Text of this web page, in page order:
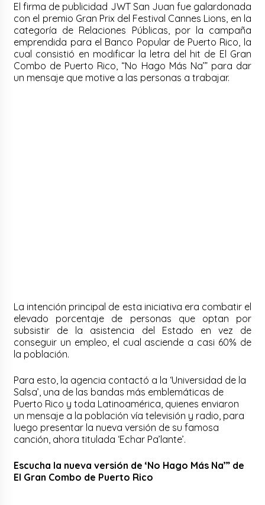
El firma de publicidad JWT San Juan fue galardonada
con el premio Gran Prix del Festival Cannes Lions, en la
categoría de Relaciones Públicas, por la campaña
emprendida para el Banco Popular de Puerto Rico, la
cual consistió en modificar la letra del hit de El Gran
Combo de Puerto Rico, “No Hago Más Na’” para dar
un mensaje que motive a las personas a trabajar.
La intención principal de esta iniciativa era combatir el
elevado porcentaje de personas que optan por
subsistir de la asistencia del Estado en vez de
conseguir un empleo, el cual asciende a casi 60% de
la población.
Para esto, la agencia contactó a la ‘Universidad de la
Salsa’, una de las bandas más emblemáticas de
Puerto Rico y toda Latinoamérica, quienes enviaron
un mensaje a la población vía televisión y radio, para
luego presentar la nueva versión de su famosa
canción, ahora titulada ‘Echar Pa’lante’.
Escucha la nueva versión de ‘No Hago Más Na’” de
El Gran Combo de Puerto Rico